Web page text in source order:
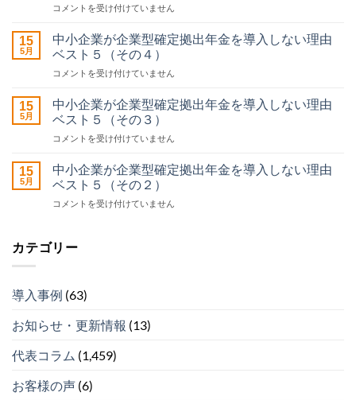
東
ベ
イ
【障
害
金】
申
サ
ー
ト
ン
運
始
は
コメントを受け付けていません
15
5月
中小企業が企業型確定拠出年金を導入しない理由
ベスト５（その４）
中
企
業
企
型
確
拠
金
入
し
い
由
ス
コメントを受け付けていません
15
5月
中小企業が企業型確定拠出年金を導入しない理由
ベスト５（その３）
中
企
業
企
確
年
を
入
な
い
コメントを受け付けていません
15
5月
中小企業が企業型確定拠出年金を導入しない理由
ベスト５（その２）
中
業
が
型
定
出
年
を
コメントを受け付けていません
カテゴリー
導入事例 (63)
お知らせ・更新情報 (13)
代表コラム (1,459)
お客様の声 (6)